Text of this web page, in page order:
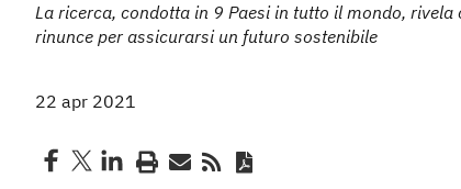
La ricerca, condotta in 9 Paesi in tutto il mondo,
rinunce per assicurarsi un futuro sostenibile
22 apr 2021